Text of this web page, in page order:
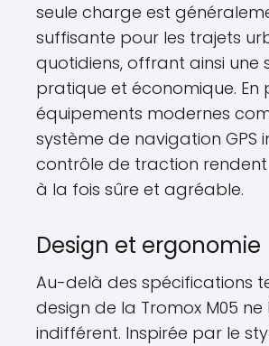
seule charge est
suffisante pour les trajets
quotidiens, offrant ainsi une
pratique et économique. En
équipements modernes
système de navigation GPS
contrôle de traction
à la fois sûre et agréable.
Design et ergonomie
Au-delà des spécifications
design de la Tromox M05 ne
indifférent. Inspirée par le